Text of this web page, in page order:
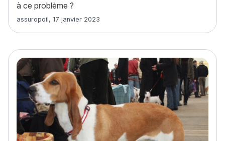
à ce problème ?
Article rédigé par
assuropoil, 17 janvier 2023